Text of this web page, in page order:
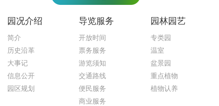
园况介绍
简介
历史沿革
大事记
信息公开
园区规划
导览服务
开放时间
票务服务
游览须知
交通路线
便民服务
商业服务
园林园艺
专类园
温室
盆景园
重点植物
植物认养